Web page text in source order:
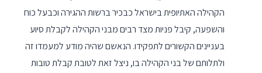
הקהילה האתיופית בישראל כבכיר ברשות ההגירה וכבעל כוח
והשפעה, קיבל פניות מצד רבים מבני הקהילה לקבלת סיוע
בעניינים הקשורים לתפקידו. הנאשם שהיה מודע למעמדו זה
ולתלותם של בני הקהילה בו, ניצל זאת לטובת קבלת טובות